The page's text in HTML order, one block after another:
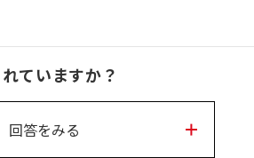
ていますか？
回答をみる